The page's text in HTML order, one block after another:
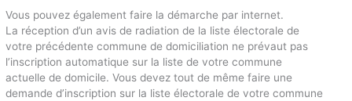
Vous pouvez également faire la démarche par internet.
La réception d’un avis de radiation de la liste électorale de
votre précédente commune de domiciliation ne prévaut pas
l’inscription automatique sur la liste de votre commune
actuelle de domicile. Vous devez tout de même faire une
demande d’inscription sur la liste électorale de votre commune